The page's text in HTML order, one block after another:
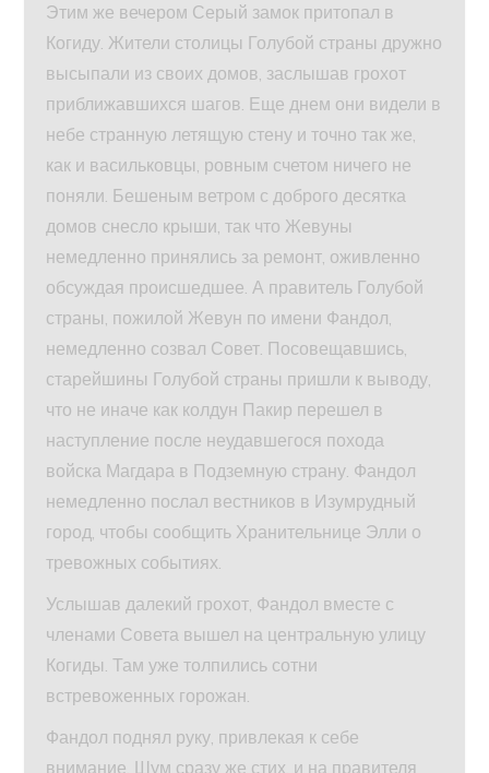
Этим же вечером Серый замок притопал в
Когиду. Жители столицы Голубой страны дружно
высыпали из своих домов, заслышав грохот
приближавшихся шагов. Еще днем они видели в
небе странную летящую стену и точно так же,
как и васильковцы, ровным счетом ничего не
поняли. Бешеным ветром с доброго десятка
домов снесло крыши, так что Жевуны
немедленно принялись за ремонт, оживленно
обсуждая происшедшее. А правитель Голубой
страны, пожилой Жевун по имени Фандол,
немедленно созвал Совет. Посовещавшись,
старейшины Голубой страны пришли к выводу,
что не иначе как колдун Пакир перешел в
наступление после неудавшегося похода
войска Магдара в Подземную страну. Фандол
немедленно послал вестников в Изумрудный
город, чтобы сообщить Хранительнице Элли о
тревожных событиях.
Услышав далекий грохот, Фандол вместе с
членами Совета вышел на центральную улицу
Когиды. Там уже толпились сотни
встревоженных горожан.
Фандол поднял руку, привлекая к себе
внимание. Шум сразу же стих, и на правителя